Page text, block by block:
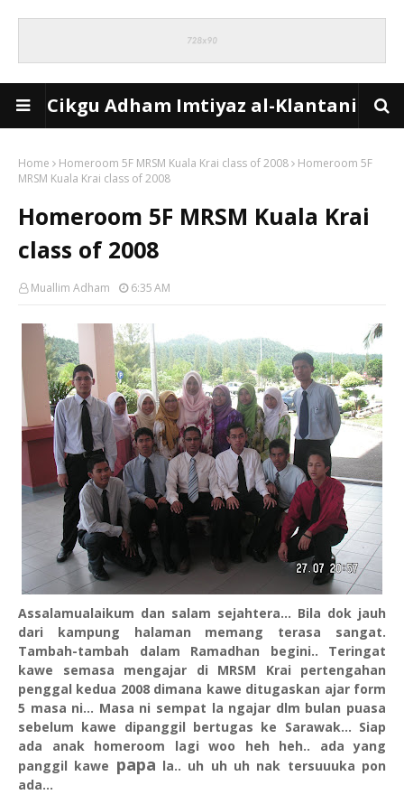
Cikgu Adham Imtiyaz al-Klantani
Home Homeroom 5F MRSM Kuala Krai class of 2008
Homeroom 5F
MRSM Kuala Krai class of 2008
Homeroom 5F MRSM Kuala Krai
class of 2008
Muallim Adham 6:35 AM
Assalamualaikum dan salam sejahtera... Bila dok jauh
dari kampung halaman memang terasa sangat.
Tambah-tambah dalam Ramadhan begini.. Teringat
kawe semasa mengajar di MRSM Krai pertengahan
penggal kedua 2008 dimana kawe ditugaskan ajar form
5 masa ni... Masa ni sempat la ngajar dlm bulan puasa
sebelum kawe dipanggil bertugas ke Sarawak... Siap
ada anak homeroom lagi woo heh heh.. ada yang
panggil kawe papa la.. uh uh uh nak tersuuuka pon
ada...